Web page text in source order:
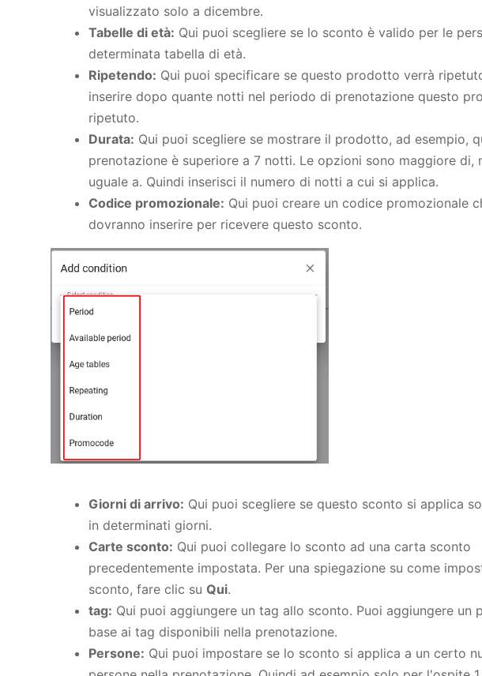
visualizzato solo a dicembre.
Tabelle di età: Qui puoi scegliere se lo sconto è valido per le
determinata tabella di età.
Ripetendo: Qui puoi specificare se questo prodotto verrà
inserire dopo quante notti nel periodo di prenotazione questo
ripetuto.
Durata: Qui puoi scegliere se mostrare il prodotto, ad esempio,
prenotazione è superiore a 7 notti. Le opzioni sono maggiore di,
uguale a. Quindi inserisci il numero di notti a cui si applica.
Codice promozionale: Qui puoi creare un codice promozionale
dovranno inserire per ricevere questo sconto.
Giorni di arrivo: Qui puoi scegliere se questo sconto si applica
in determinati giorni.
Carte sconto: Qui puoi collegare lo sconto ad una carta sconto
precedentemente impostata. Per una spiegazione su come
sconto, fare clic su Qui.
tag: Qui puoi aggiungere un tag allo sconto. Puoi aggiungere un
base ai tag disponibili nella prenotazione.
Persone: Qui puoi impostare se lo sconto si applica a un certo